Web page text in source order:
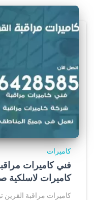
كاميرات
كاميرات لاسلكية
كاميرات مراقبة القرين